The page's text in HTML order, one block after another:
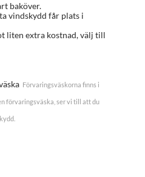
baköver.
vindskydd får plats i
liten extra kostnad, välj till
Förvaringsväskorna finns i
förvaringsväska, ser vi till att du